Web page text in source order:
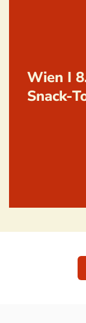
Wien I
Snack-